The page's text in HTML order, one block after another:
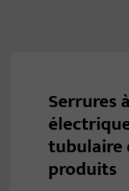
Serrures
tubulaire
produits